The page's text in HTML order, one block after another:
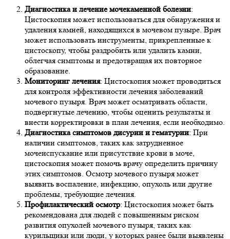
Диагностика и лечение мочекаменной болезни:
Цистоскопия может использоваться для обнаружения и
удаления камней, находящихся в мочевом пузыре. Врач
может использовать инструменты, прикрепленные к
цистоскопу, чтобы раздробить или удалить камни,
облегчая симптомы и предотвращая их повторное
образование.
Мониторинг лечения: Цистоскопия может проводиться
для контроля эффективности лечения заболеваний
мочевого пузыря. Врач может осматривать области,
подвергнутые лечению, чтобы оценить результаты и
внести корректировки в план лечения, если необходимо.
Диагностика симптомов дисурии и гематурии: При
наличии симптомов, таких как затрудненное
мочеиспускание или присутствие крови в моче,
цистоскопия может помочь врачу определить причину
этих симптомов. Осмотр мочевого пузыря может
выявить воспаление, инфекцию, опухоль или другие
проблемы, требующие лечения.
Профилактический осмотр: Цистоскопия может быть
рекомендована для людей с повышенным риском
развития опухолей мочевого пузыря, таких как
курильщики или люди, у которых ранее были выявлены